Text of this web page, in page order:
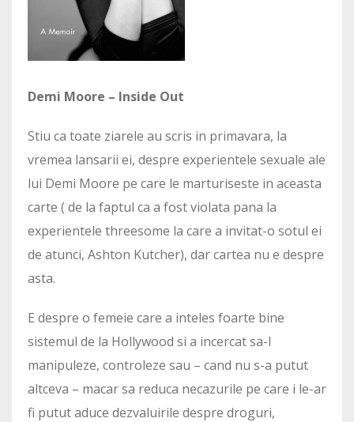
Demi Moore – Inside Out
Stiu ca toate ziarele au scris in primavara, la
vremea lansarii ei, despre experientele sexuale ale
lui Demi Moore pe care le marturiseste in aceasta
carte ( de la faptul ca a fost violata pana la
experientele threesome la care a invitat-o sotul ei
de atunci, Ashton Kutcher), dar cartea nu e despre
asta.
E despre o femeie care a inteles foarte bine
sistemul de la Hollywood si a incercat sa-l
manipuleze, controleze sau – cand nu s-a putut
altceva – macar sa reduca necazurile pe care i le-ar
fi putut aduce dezvaluirile despre droguri,